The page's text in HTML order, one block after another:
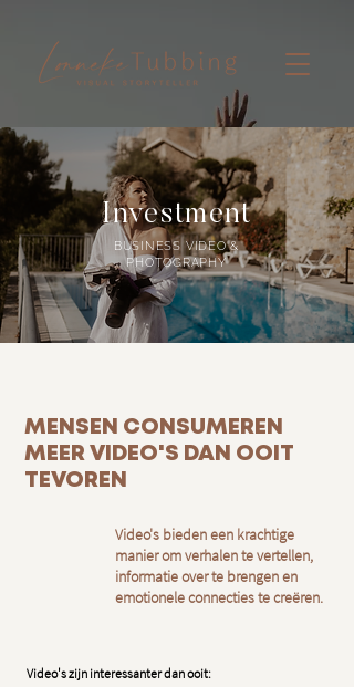
Investment
BUSINESS VIDEO &
PHOTOGRAPHY
MENSEN CONSUMEREN
MEER VIDEO'S DAN OOIT
TEVOREN
Video's bieden een krachtige
manier om verhalen te vertellen,
informatie over te brengen en
emotionele connecties te creëren.
Video's zijn interessanter dan ooit: